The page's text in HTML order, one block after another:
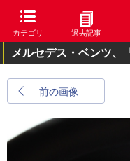
カテゴリ 過去記事
メルセデス・ベンツ、
前の画像